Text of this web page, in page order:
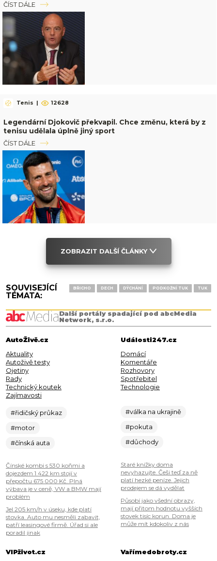
ČÍST DÁLE
Tenis | 12628
Legendární Djokovič překvapil. Chce změnu, která by z
tenisu udělala úplně jiný sport
ČÍST DÁLE
ZOBRAZIT DALŠÍ ČLÁNKY
SOUVISEJÍCÍ
TÉMATA:
BŘICHO DECH DÝCHÁNÍ PODKOŽNÍ TUK TUK
Další portály spadající pod abcMedia
Network, s.r.o.
AutoŽivě.cz
Aktuality
Autoživě testy
Ojetiny
Rady
Technický koutek
Zajímavosti
#řidičský průkaz
#motor
#čínská auta
Čínské kombi s 530 koňmi a
dojezdem 1 422 km stojí v
přepočtu 675 000 Kč. Plná
výbava je v ceně, VW a BMW mají
problém
Jel 205 km/h v úseku, kde platí
stovka. Auto mu nesměli zabavit,
patří leasingové firmě. Úřad si ale
poradil jinak
Události247.cz
Domácí
Komentáře
Rozhovory
Spotřebitel
Technologie
#válka na ukrajině
#pokuta
#důchody
Staré knížky doma
nevyhazujte. Češi teď za ně
platí hezké peníze. Jejich
prodejem se dá vydělat
Působí jako všední obrazy,
mají přitom hodnotu vyšších
stovek tisíc korun. Doma je
může mít kdokoliv z nás
VIPživot.cz
Vařímedobroty.cz